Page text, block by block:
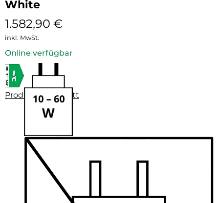
White
1.582,90 €
inkl. MwSt.
Online verfügbar
Produktdatenblatt